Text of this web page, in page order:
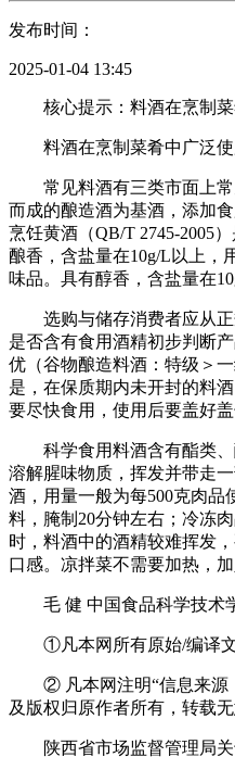
发布时间：
2025-01-04 13:45
核心提示：料酒在烹制菜
料酒在烹制菜肴中广泛使
常见料酒有三类市面上常
而成的酿造酒为基酒，添加
烹饪黄酒（QB/T 2745-2005
酿香，含盐量在10g/L以上，
味品。具有醇香，含盐量在
选购与储存消费者应从正
是否含有食用酒精初步判断
优（谷物酿造料酒：特级＞
是，在保质期内未开封的料
要尽快食用，使用后要盖好
科学食用料酒含有酯类、
溶解腥味物质，挥发并带走
酒，用量一般为每500克肉品
料，腌制20分钟左右；冷冻
时，料酒中的酒精较难挥发
口感。凉拌菜不需要加热，
毛 健 中国食品科学技术学
①凡本网所有原始/编译文
② 凡本网注明“信息来源：
及版权归原作者所有，转载
陕西省市场监督管理局关于